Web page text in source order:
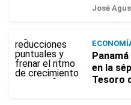
José
en la
Tesoro